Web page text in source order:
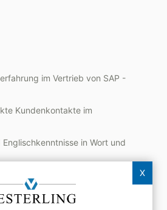
X
im Vertrieb von SAP -
Kundenkontakte im
in Wort und
and apply right here or send us
the reference number 22902, your